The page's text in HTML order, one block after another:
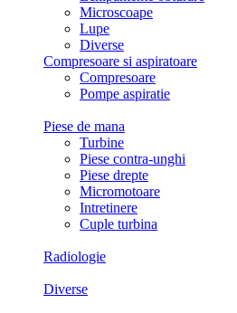
Microscoape
Lupe
Diverse
Compresoare si aspiratoare
Compresoare
Pompe aspiratie
Piese de mana
Turbine
Piese contra-unghi
Piese drepte
Micromotoare
Intretinere
Cuple turbina
Radiologie
Diverse